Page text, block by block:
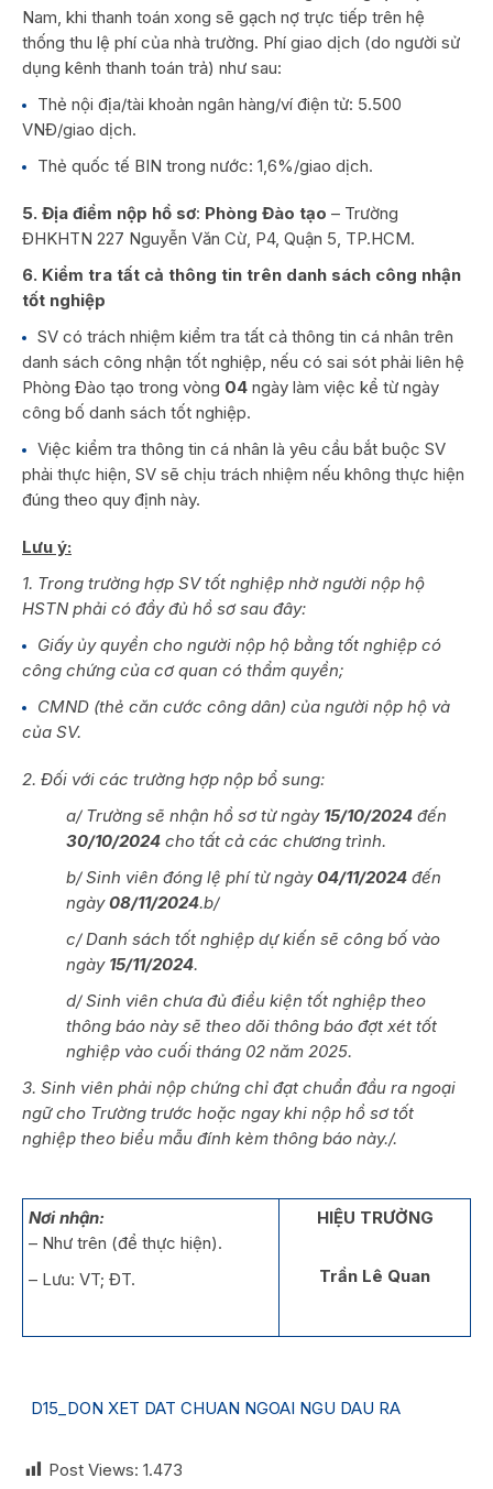
Nam, khi thanh toán xong sẽ gạch nợ trực tiếp trên hệ
thống thu lệ phí của nhà trường. Phí giao dịch (do người sử
dụng kênh thanh toán trả) như sau:
Thẻ nội địa/tài khoản ngân hàng/ví điện tử: 5.500
VNĐ/giao dịch.
Thẻ quốc tế BIN trong nước: 1,6%/giao dịch.
5. Địa điểm nộp hồ sơ: Phòng Đào tạo – Trường
ĐHKHTN 227 Nguyễn Văn Cừ, P4, Quận 5, TP.HCM.
6. Kiểm tra tất cả thông tin trên danh sách công nhận
tốt nghiệp
SV có trách nhiệm kiểm tra tất cả thông tin cá nhân trên
danh sách công nhận tốt nghiệp, nếu có sai sót phải liên hệ
Phòng Đào tạo trong vòng 04 ngày làm việc kể từ ngày
công bố danh sách tốt nghiệp.
Việc kiểm tra thông tin cá nhân là yêu cầu bắt buộc SV
phải thực hiện, SV sẽ chịu trách nhiệm nếu không thực hiện
đúng theo quy định này.
Lưu ý:
1. Trong trường hợp SV tốt nghiệp nhờ người nộp hộ
HSTN phải có đầy đủ hồ sơ sau đây:
Giấy ủy quyền cho người nộp hộ bằng tốt nghiệp có
công chứng của cơ quan có thẩm quyền;
CMND (thẻ căn cước công dân) của người nộp hộ và
của SV.
2. Đối với các trường hợp nộp bổ sung:
a/ Trường sẽ nhận hồ sơ từ ngày 15/10/2024 đến
30/10/2024 cho tất cả các chương trình.
b/ Sinh viên đóng lệ phí từ ngày04/11/2024 đến
ngày08/11/2024.b/
c/ Danh sách tốt nghiệp dự kiến sẽ công bố vào
ngày 15/11/2024.
d/ Sinh viên chưa đủ điều kiện tốt nghiệp theo
thông báo này sẽ theo dõi thông báo đợt xét tốt
nghiệp vào cuối tháng 02 năm 2025.
3. Sinh viên phải nộp chứng chỉ đạt chuẩn đầu ra ngoại
ngữ cho Trường trước hoặc ngay khi nộp hồ sơ tốt
nghiệp theo biểu mẫu đính kèm thông báo này./.
Nơi nhận:
– Như trên (để thực hiện).
– Lưu: VT; ĐT.
HIỆU TRƯỞNG
Trần Lê Quan
D15_DON XET DAT CHUAN NGOAI NGU DAU RA
Post Views: 1.473